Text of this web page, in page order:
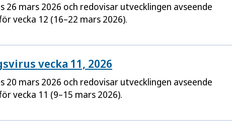
26 mars 2026 och redovisar utvecklingen avseende
vecka 12 (16–22 mars 2026).
vecka 11, 2026
20 mars 2026 och redovisar utvecklingen avseende
vecka 11 (9–15 mars 2026).